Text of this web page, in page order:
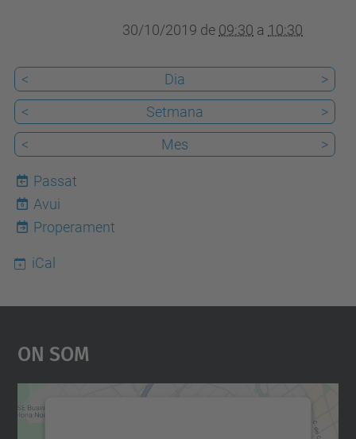
30/10/2019 de 09:30 a 10:30
< Dia
>
<
Setmana
>
<
Mes >
Passat
6
Avui
Properament
iCal
On Som